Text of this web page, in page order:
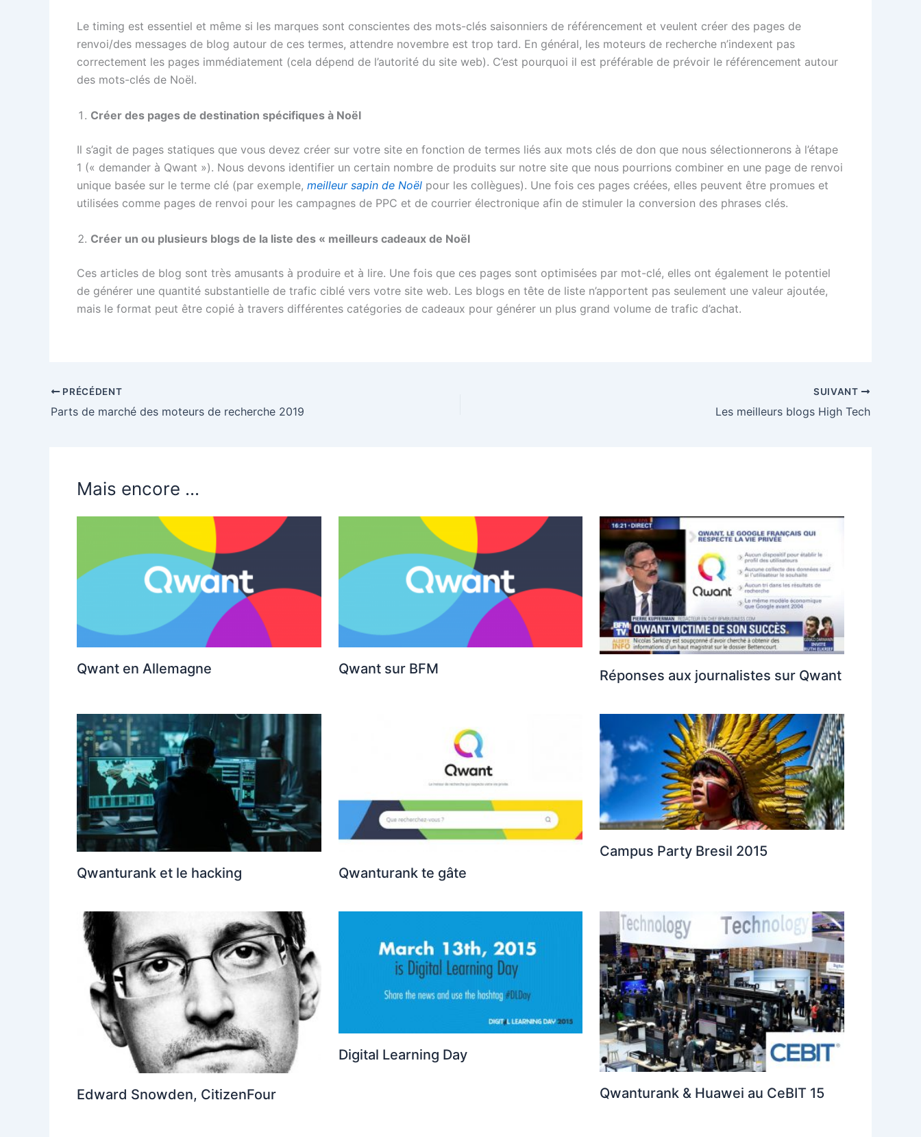
Le timing est essentiel et même si les marques sont conscientes des mots-clés saisonniers de référencement et veulent créer des pages de
renvoi/des messages de blog autour de ces termes, attendre novembre est trop tard. En général, les moteurs de recherche n’indexent pas
correctement les pages immédiatement (cela dépend de l’autorité du site web). C’est pourquoi il est préférable de prévoir le référencement autour
des mots-clés de Noël.
Créer des pages de destination spécifiques à Noël
Il s’agit de pages statiques que vous devez créer sur votre site en fonction de termes liés aux mots clés de don que nous sélectionnerons à l’étape
1 (« demander à Qwant »). Nous devons identifier un certain nombre de produits sur notre site que nous pourrions combiner en une page de renvoi
unique basée sur le terme clé (par exemple, meilleur sapin de Noël pour les collègues). Une fois ces pages créées, elles peuvent être promues et
utilisées comme pages de renvoi pour les campagnes de PPC et de courrier électronique afin de stimuler la conversion des phrases clés.
Créer un ou plusieurs blogs de la liste des « meilleurs cadeaux de Noël
Ces articles de blog sont très amusants à produire et à lire. Une fois que ces pages sont optimisées par mot-clé, elles ont également le potentiel
de générer une quantité substantielle de trafic ciblé vers votre site web. Les blogs en tête de liste n’apportent pas seulement une valeur ajoutée,
mais le format peut être copié à travers différentes catégories de cadeaux pour générer un plus grand volume de trafic d’achat.
PRÉCÉDENT
Parts de marché des moteurs de recherche 2019
SUIVANT
Les meilleurs blogs High Tech
Mais encore ...
Qwant en Allemagne Qwant sur BFM Réponses aux journalistes sur Qwant
Qwanturank et le hacking Qwanturank te gâte
Campus Party Bresil 2015
Edward Snowden, CitizenFour
Digital Learning Day
Qwanturank & Huawei au CeBIT 15